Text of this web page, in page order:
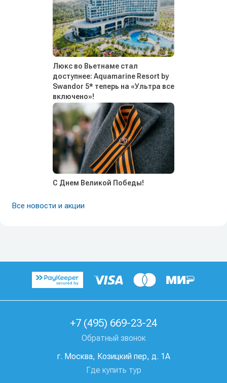
Люкс во Вьетнаме стал
доступнее: Aquamarine Resort by
Swandor 5* теперь на «Ультра все
включено»!
С Днем Великой Победы!
Все новости и акции
+7 (495) 669-23-24
Обратный звонок
г. Москва, Козицкий пер, д. 1А
Где купить тур